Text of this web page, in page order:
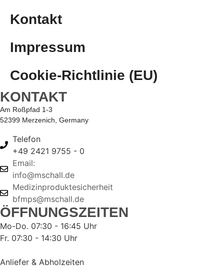
Kontakt
Impressum
Cookie-Richtlinie (EU)
KONTAKT
Am Roßpfad 1-3
52399 Merzenich, Germany
Telefon
+49 2421 9755 - 0
Email:
info@mschall.de
Medizinproduktesicherheit
bfmps@mschall.de
ÖFFNUNGSZEITEN
Mo-Do. 07:30 - 16:45 Uhr
Fr. 07:30 - 14:30 Uhr
Anliefer & Abholzeiten